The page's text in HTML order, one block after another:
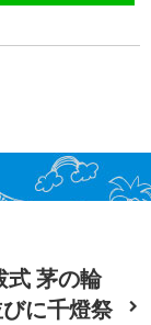
式 茅の輪
に千燈祭